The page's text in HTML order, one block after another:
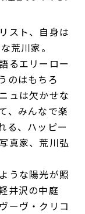
スト、自身は
荒川家。
るエリーロー
のはもちろ
ュは欠かせな
、みんなで楽
る、ハッピー
真家、荒川弘
うな陽光が照
井沢の中庭
ーヴ・クリコ